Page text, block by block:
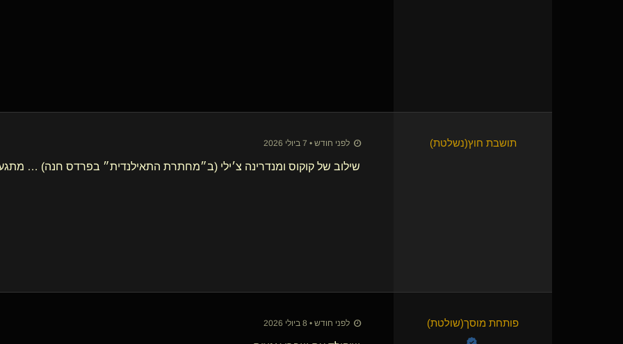
תושבת חוץ​(נשלטת) לפני חודש • 7 ביולי 2026
שילוב של קוקוס ומנדרינה צ׳ילי (ב״מחתרת התאילנדית״ בפרדס חנה) …
פותחת מוסך​(שולטת) לפני חודש • 8 ביולי 2026